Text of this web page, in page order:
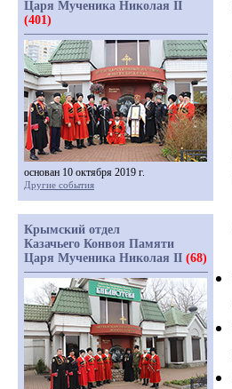
Царя Мученика Николая II
(401)
основан 10 октября 2019 г.
Другие события
Крымский отдел
Казачьего Конвоя Памяти
Царя Мученика Николая II (68)